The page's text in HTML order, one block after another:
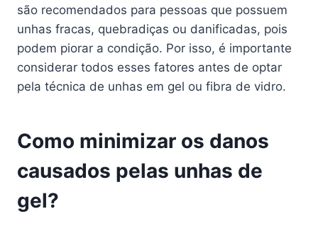
são recomendados para pessoas que possuem
unhas fracas, quebradiças ou danificadas, pois
podem piorar a condição. Por isso, é importante
considerar todos esses fatores antes de optar
pela técnica de unhas em gel ou fibra de vidro.
Como minimizar os danos
causados pelas unhas de
gel?